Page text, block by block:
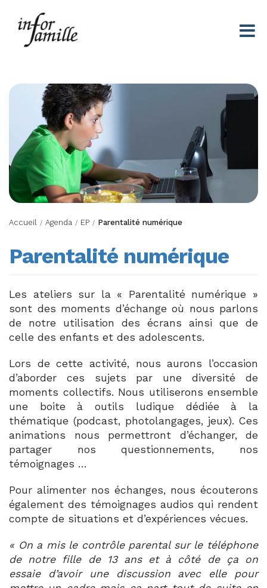
Accueil / Agenda / EP / Parentalité numérique
Parentalité numérique
Les ateliers sur la « Parentalité numérique »
sont des moments d’échange où nous parlons
de notre utilisation des écrans ainsi que de
celle des enfants et des adolescents.
Lors de cette activité, nous aurons l’occasion
d’aborder ces sujets par une diversité de
moments collectifs. Nous utiliserons ensemble
une boite à outils ludique dédiée à la
thématique (podcast, photolangages, jeux). Ces
animations nous permettront d’échanger, de
partager nos questionnements, nos
témoignages …
Pour alimenter nos échanges, nous écouterons
également des témoignages audios qui rendent
compte de situations et d’expériences vécues.
« On a mis le contrôle parental sur le téléphone
de notre fille de 13 ans et à côté de ça on
essaie d’avoir une discussion avec elle pour